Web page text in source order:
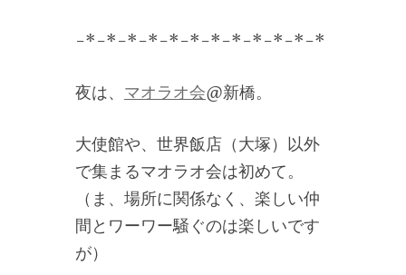
-*-*-*-*-*-*-*-*-*-*-*-*
夜は、 マオラオ会@新橋。
大使館や、世界飯店（大塚）以外
で集まるマオラオ会は初めて。
（ま、場所に関係なく、楽しい仲
間とワーワー騒ぐのは楽しいです
が）